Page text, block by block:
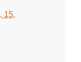
15,